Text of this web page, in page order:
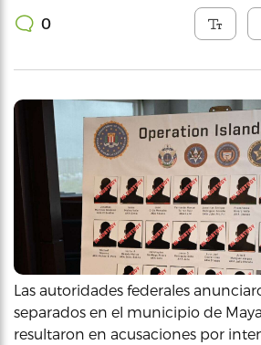
0
Las autoridades federales
separados en el municipio de
resultaron en acusaciones por